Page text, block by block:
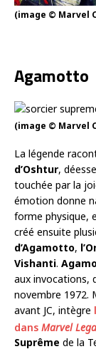
(image © Marvel
Agamotto
(image © Marvel
La légende
d’Oshtur,
touchée par la
émotion donne
forme physique,
créé ensuite
d’Agamotto,
Vishanti.
aux invocations,
novembre 1972.
avant JC, intègre
dans Marvel
Suprême de la